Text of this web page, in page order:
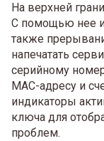
На верхней
С помощью нее
также
напечатать
серийному
MAC-адресу и
индикаторы
ключа для
проблем.